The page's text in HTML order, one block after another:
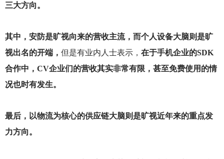
三大方向。
其中，安防是旷视向来的营收主流，而个人设备大脑则是旷
视出名的开端， 但是有业内人士表示， 在于手机企业的SDK
合作中，CV企业们的营收其实非常有限，甚至免费使用的情
况也时有发生。
最后，以物流为核心的供应链大脑则是旷视近年来的重点发
力方向。